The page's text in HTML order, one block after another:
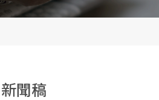
新聞稿